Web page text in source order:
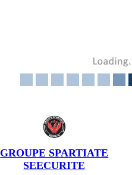
GROUPE SPARTIATE
SEECURITE